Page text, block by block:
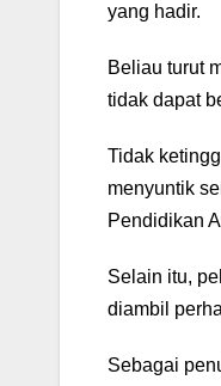
yang hadir.
Beliau turut
tidak dapat
Tidak
menyuntik
Pendidikan
Selain itu,
diambil
Sebagai